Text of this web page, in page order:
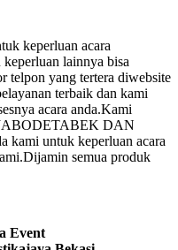
keperluan acara
lainnya bisa
telpon yang tertera diwebsite
terbaik dan kami
acara anda.Kami
JABODETABEK DAN
kami untuk keperluan acara
semua produk
Event